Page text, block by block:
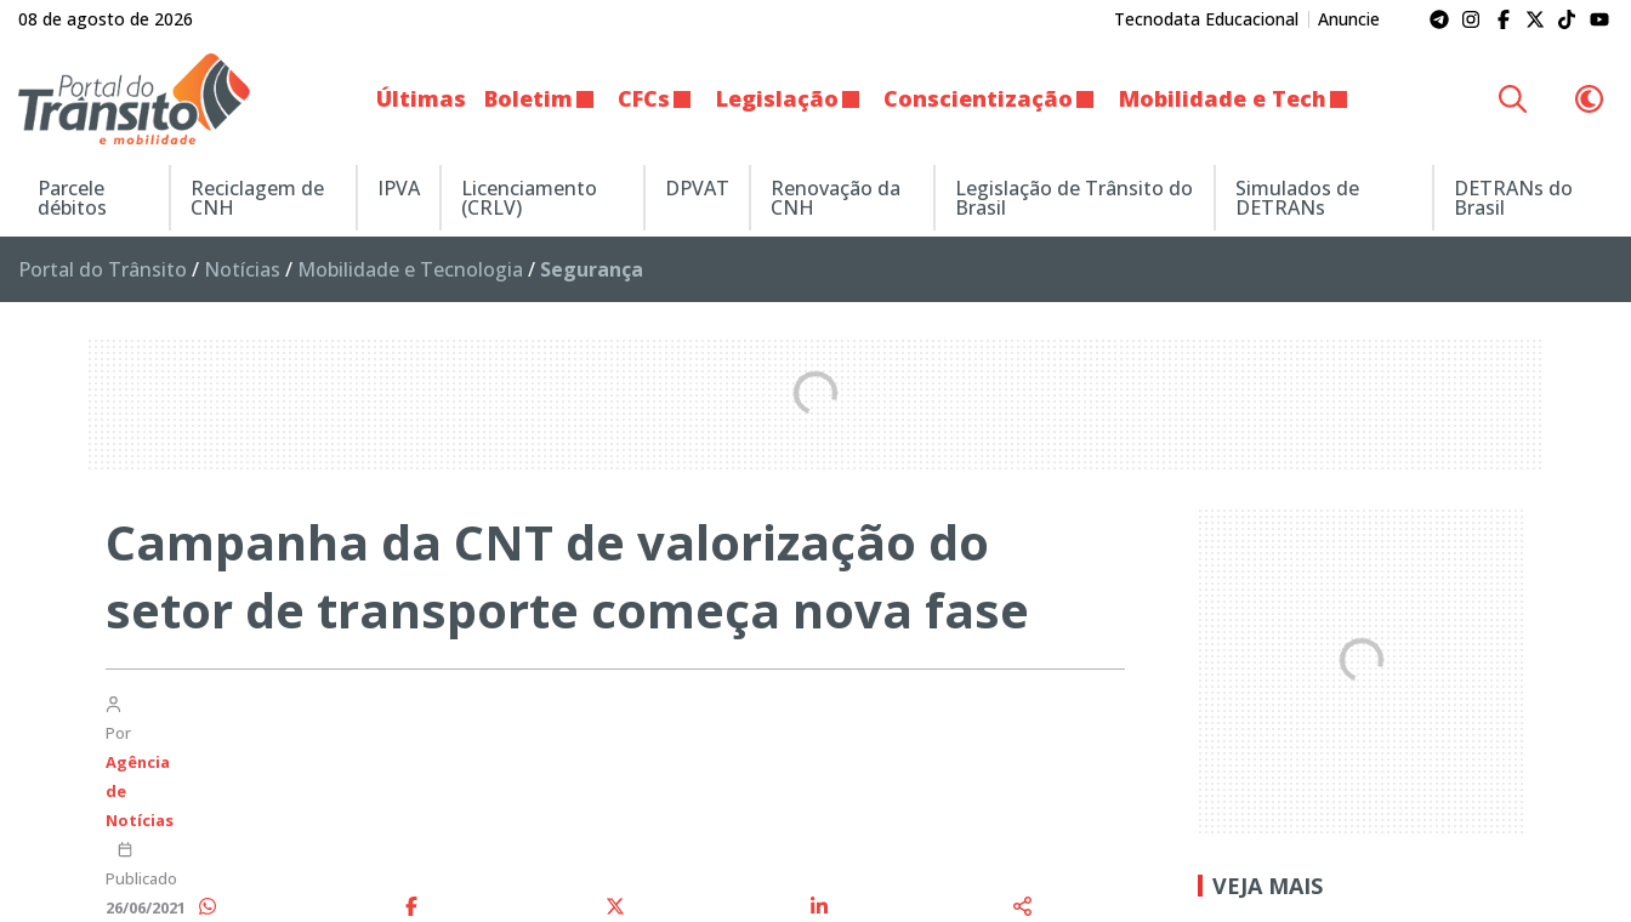
08 de agosto de 2026 Tecnodata Educacional Anuncie
Últimas Boletim CFCs Legislação Conscientização Mobilidade e Tech
Parcele
débitos
Reciclagem de
CNH
IPVA Licenciamento
(CRLV)
DPVAT Renovação da
CNH
Legislação de Trânsito do
Brasil
Simulados de
DETRANs
DETRANs do
Brasil
Portal do Trânsito / Notícias / Mobilidade e Tecnologia / Segurança
Campanha da CNT de valorização do
setor de transporte começa nova fase
Por
Agência
de
Notícias
Publicado
26/06/2021
VEJA MAIS